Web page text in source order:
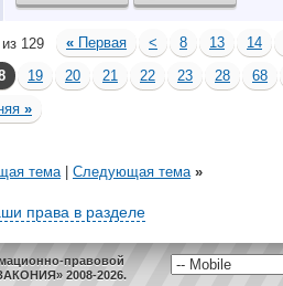
129 « Первая < 8 13
14
19 20 21 22 23 28
68
»
тема| Следующая тема »
права в разделе
правовой
2008-2026.